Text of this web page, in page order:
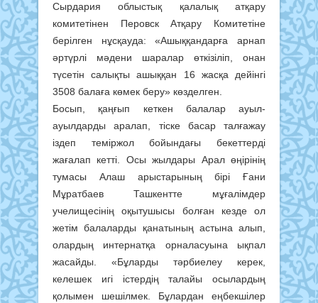
Сырдария облыстық қалалық атқару
комитетінен Перовск Атқару Комитетіне
берілген нұсқауда: «Ашыққандарға арнап
əртүрлі мəдени шаралар өткізіліп, онан
түсетін салықты ашыққан 16 жасқа дейінгі
3508 балаға көмек беру» көзделген.
Босып, қаңғып кеткен балалар ауыл-
ауылдарды аралап, тіске басар талғажау
іздеп теміржол бойындағы бекеттерді
жағалап кетті. Осы жылдары Арал өңірінің
тумасы Алаш арыстарының бірі Ғани
Мұратбаев Ташкентте мұғалімдер
учелищеcінің оқытушысы болған кезде ол
жетім балаларды қанатының астына алып,
олардың интернатқа орналасуына ықпал
жасайды. «Бұларды тәрбиелеу керек,
келешек игі істердің талайы осылардың
қолымен шешілмек. Бұлардан еңбекшілер